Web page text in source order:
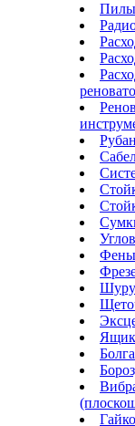
Пилы
Фены